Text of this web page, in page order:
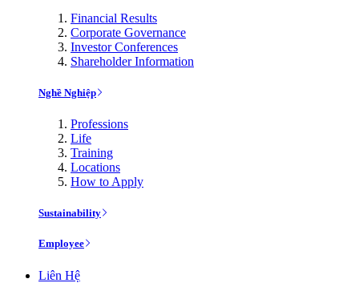
Financial Results
Corporate Governance
Investor Conferences
Shareholder Information
Nghề Nghiệp
Professions
Life
Training
Locations
How to Apply
Sustainability
Employee
Liên Hệ